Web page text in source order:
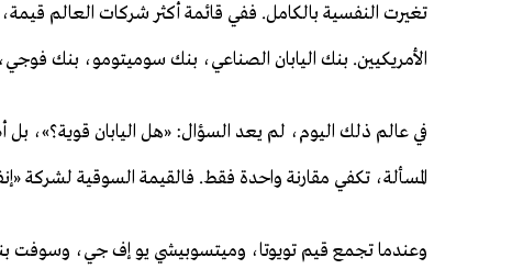
تغيرت النفسية بالكامل. ففي قائمة أكثر شركات العالم قيمة،
الأمريكيين. بنك اليابان الصناعي، بنك سوميتومو، بنك
في عالم ذلك اليوم، لم يعد السؤال: «هل اليابان قوية؟»،
المسألة، تكفي مقارنة واحدة فقط. فالقيمة السوقية لشركة «إنفيديا» وحدها
وعندما تجمع قيم تويوتا، وميتسوبيشي يو إف جي،